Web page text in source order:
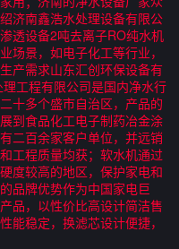
济南鑫浩水处理设备有限公
透设备2吨去离子RO纯水机
场景，如电子化工等行业，
产需求山东汇创环保设备有
工程有限公司是国内净水行
十多个盛市自治区，产品的
到食品化工电子制药冶金涂
二百余家客户单位，并远销
工程质量均获；软水机通过
度较高的地区，保护家电和
品牌优势作为中国家电巨
品，以性价比高设计简洁售
能稳定，换滤芯设计便捷，